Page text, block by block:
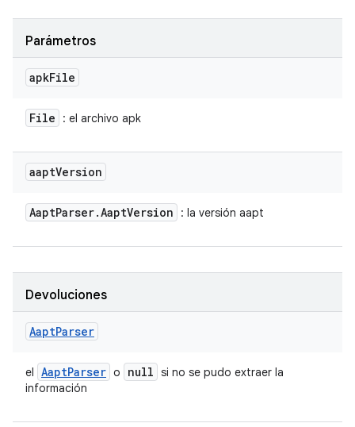
Parámetros
apkFile
File : el archivo apk
aaptVersion
AaptParser.AaptVersion : la versión aapt
Devoluciones
AaptParser
el AaptParser o null si no se pudo extraer la
información